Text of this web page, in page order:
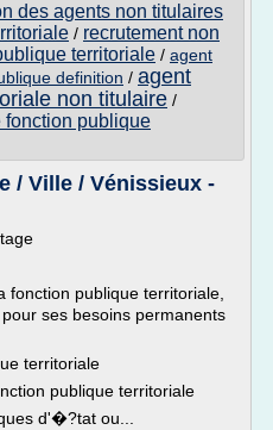
des agents non titulaires
/ recrutement non
territoriale / agent
definition / agent
non titulaire /
fonction publique
/ Ville / Vénissieux -
fonction publique territoriale,
ses besoins permanents
territoriale
publique territoriale
d'�?tat ou...